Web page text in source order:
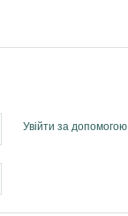
Увійти за допомогою